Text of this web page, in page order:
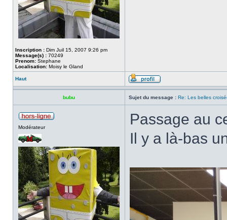
Inscription : Dim Juil 15, 2007 9:26 pm
Message(s) : 70249
Prenom: Stephane
Localisation: Moisy le Gland
Haut
bubu Sujet du message : Re: Les belles
Modérateur
Passage au
Il y a là-bas